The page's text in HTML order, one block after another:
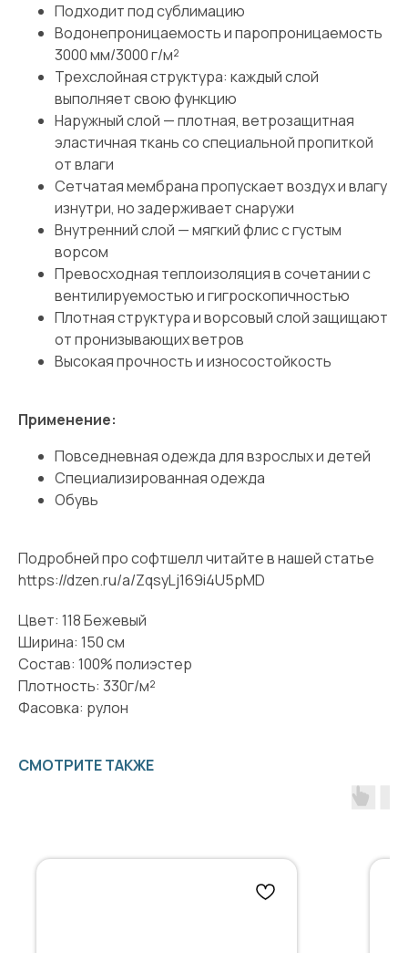
Подходит под сублимацию
Водонепроницаемость и паропроницаемость
3000 мм/3000 г/м²
Трехслойная структура: каждый слой
выполняет свою функцию
Наружный слой — плотная, ветрозащитная
эластичная ткань со специальной пропиткой
от влаги
Сетчатая мембрана пропускает воздух и влагу
изнутри, но задерживает снаружи
Внутренний слой — мягкий флис с густым
ворсом
Превосходная теплоизоляция в сочетании с
вентилируемостью и гигроскопичностью
Плотная структура и ворсовый слой защищают
от пронизывающих ветров
Высокая прочность и износостойкость
Применение:
Повседневная одежда для взрослых и детей
Специализированная одежда
Обувь
Подробней про софтшелл читайте в нашей статье
https://dzen.ru/a/ZqsyLj169i4U5pMD
Цвет: 118 Бежевый
Ширина: 150 см
Состав: 100% полиэстер
Плотность: 330г/м²
Фасовка: рулон
СМОТРИТЕ ТАКЖЕ